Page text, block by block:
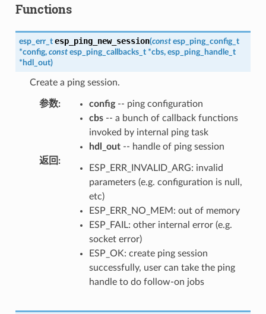
Functions
esp_err_t esp_ping_new_session(const esp_ping_config_t
*config, const esp_ping_callbacks_t *cbs, esp_ping_handle_t
* hdl_out)
Create a ping session.
参数: config-- ping configuration
cbs-- a bunch of callback functions
invoked by internal ping task
hdl_out-- handle of ping session
返回 :
ESP_ERR_INVALID_ARG: invalid
parameters (e.g. configuration is null,
etc)
ESP_ERR_NO_MEM: out of memory
ESP_FAIL: other internal error (e.g.
socket error)
ESP_OK: create ping session
successfully, user can take the ping
handle to do follow-on jobs